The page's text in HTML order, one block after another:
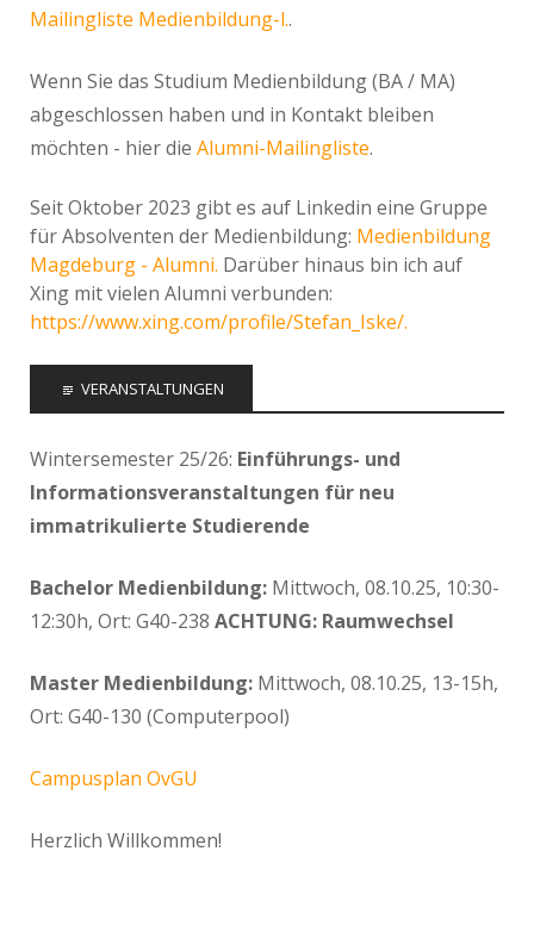
Mailingliste Medienbildung-l..
Wenn Sie das Studium Medienbildung (BA / MA)
abgeschlossen haben und in Kontakt bleiben
möchten - hier die Alumni-Mailingliste.
Seit Oktober 2023 gibt es auf Linkedin eine Gruppe
für Absolventen der Medienbildung: Medienbildung
Magdeburg - Alumni. Darüber hinaus bin ich auf
Xing mit vielen Alumni verbunden:
https://www.xing.com/profile/Stefan_Iske/.
VERANSTALTUNGEN
Wintersemester 25/26: Einführungs- und
Informationsveranstaltungen für neu
immatrikulierte Studierende
Bachelor Medienbildung: Mittwoch, 08.10.25, 10:30-
12:30h, Ort: G40-238 ACHTUNG: Raumwechsel
Master Medienbildung: Mittwoch, 08.10.25, 13-15h,
Ort: G40-130 (Computerpool)
Campusplan OvGU
Herzlich Willkommen!